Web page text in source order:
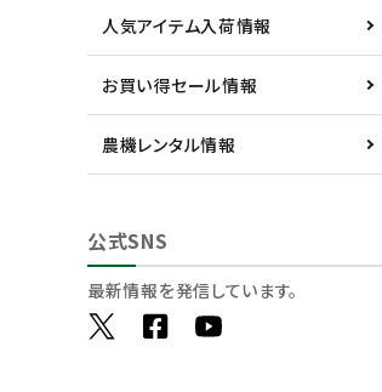
人気アイテム入荷情報
お買い得セール情報
農機レンタル情報
公式SNS
最新情報を発信しています。